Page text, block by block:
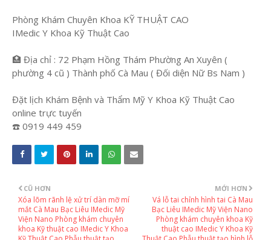
Phòng Khám Chuyên Khoa KỸ THUẬT CAO
IMedic Y Khoa Kỹ Thuật Cao
🏥 Địa chỉ : 72 Phạm Hồng Thám Phường An Xuyên (
phường 4 cũ ) Thành phố Cà Mau ( Đối diện Nữ Bs Nam )
Đặt lịch Khám Bệnh và Thẩm Mỹ Y Khoa Kỹ Thuật Cao
online trực tuyến
☎️ 0919 449 459
MỚI HƠN
Vá lỗ tai chỉnh hình tai Cà Mau
Bạc Liêu IMedic Mỹ Viện Nano
Phòng khám chuyên khoa Kỹ
thuật cao IMedic Y Khoa Kỹ
CŨ HƠN
Xóa lõm rãnh lệ xử trí dàn mỡ mí
mắt Cà Mau Bạc Liêu IMedic Mỹ
Viện Nano Phòng khám chuyên
khoa Kỹ thuật cao IMedic Y Khoa